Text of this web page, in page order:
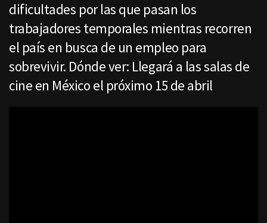
dificultades por las que pasan los
trabajadores temporales mientras recorren
el país en busca de un empleo para
sobrevivir. Dónde ver: Llegará a las salas de
cine en México el próximo 15 de abril